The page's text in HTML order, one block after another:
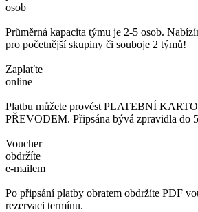
osob
Průměrná kapacita týmu je 2-5 osob.
pro početnější skupiny či souboje 2 týmů!
Zaplaťte
online
Platbu můžete provést PLATEBNÍ
PŘEVODEM. Připsána bývá zpravidla do
Voucher
obdržíte
e-mailem
Po připsání platby obratem obdržíte PDF
rezervaci termínu.